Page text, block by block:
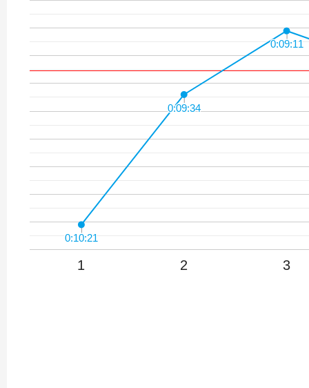
1 2 3
0:10:21
0:10:21
0:09:34
0:09:34
0:09:11
0:09:11